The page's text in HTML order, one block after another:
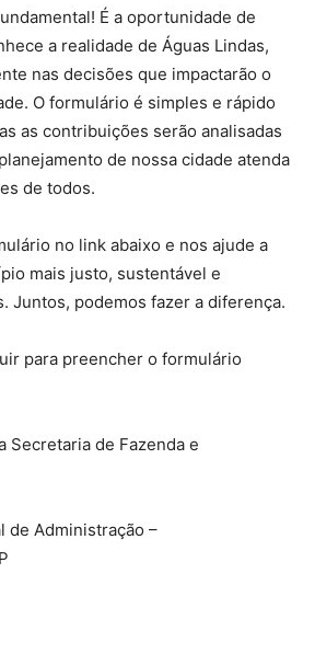
É a oportunidade de
a realidade de Águas Lindas,
nas decisões que impactarão o
O formulário é simples e rápido
as contribuições serão analisadas
de nossa cidade atenda
de todos.
no link abaixo e nos ajude a
mais justo, sustentável e
Juntos, podemos fazer a diferença.
para preencher o formulário
Secretaria de Fazenda e
de Administração –